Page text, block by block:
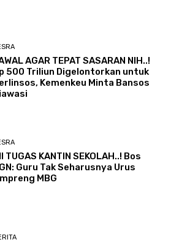
AGAR TEPAT SASARAN NIH..!
500 Triliun Digelontorkan untuk
Kemenkeu Minta Bansos
TUGAS KANTIN SEKOLAH..! Bos
Guru Tak Seharusnya Urus
MBG